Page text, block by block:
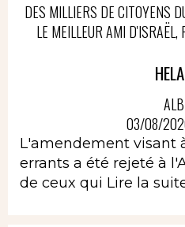
DES MILLIERS DE CITOYENS
LE MEILLEUR AMI D'ISRAËL,
03/08/
L'amendement visant
errants a été rejeté à
de ceux qui Lire la